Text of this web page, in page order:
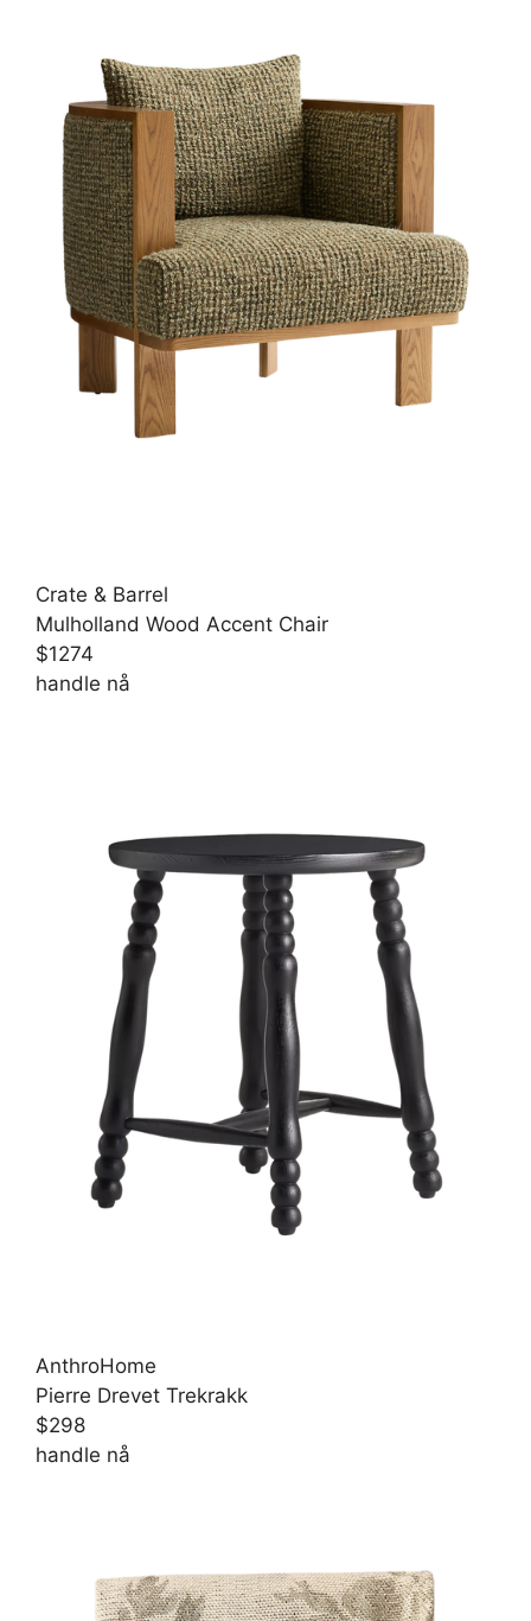
Crate & Barrel
Mulholland Wood Accent Chair
$1274
handle nå
AnthroHome
Pierre Drevet Trekrakk
$298
handle nå